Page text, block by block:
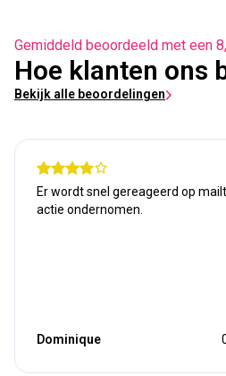
Gemiddeld beoordeeld met een
Hoe klanten ons
Bekijk alle beoordelingen
Er wordt snel gereageerd op
actie ondernomen.
Dominique